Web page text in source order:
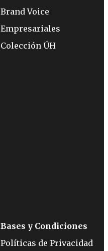
Brand Voice
Empresariales
Colección ÚH
Bases y Condiciones
Políticas de Privacidad